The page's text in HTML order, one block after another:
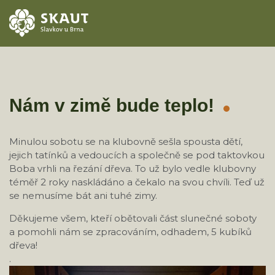
O STŘEDISKU
KONTAKTY
TÁBORY
Nám v zimě bude teplo!
Minulou sobotu se na klubovně sešla spousta dětí,
jejich tatínků a vedoucích a společně se pod taktovkou
Boba vrhli na řezání dřeva. To už bylo vedle klubovny
téměř 2 roky naskládáno a čekalo na svou chvíli. Teď už
se nemusíme bát ani tuhé zimy.
Děkujeme všem, kteří obětovali část slunečné soboty
a pomohli nám se zpracováním, odhadem, 5 kubíků
dřeva!
.